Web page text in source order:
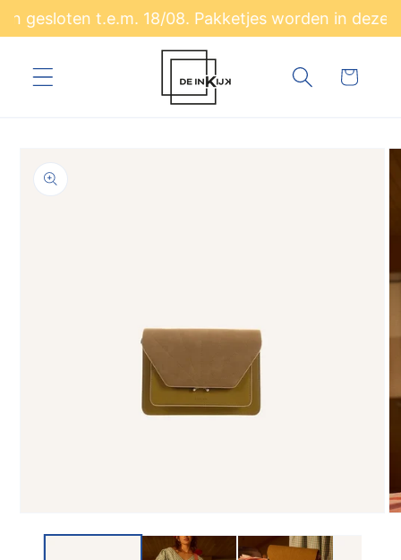
t.e.m. 18/08. Pakketjes worden in deze
naar de
content
Winkelwagen